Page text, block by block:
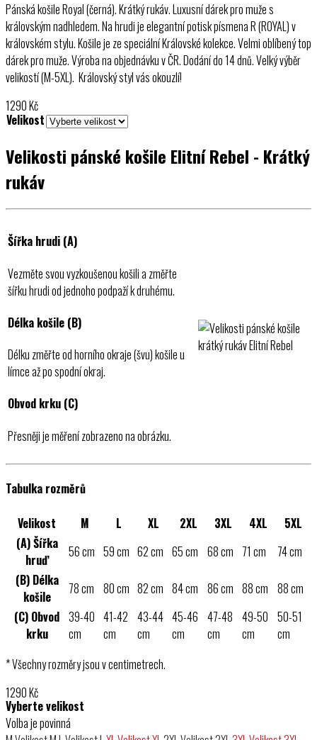
Pánská košile Royal (černá). Krátký rukáv. Luxusní dárek pro muže s
královským nadhledem. Na hrudi je elegantní potisk písmena R (ROYAL) v
královském stylu. Košile je ze speciální Královské kolekce. Velmi oblíbený top
dárek pro muže. Výroba na objednávku v ČR. Dodání do 14 dnů. Velký výběr
velikostí (M-5XL). Královský styl vás okouzlí!
1290Kč
Velikost
Velikosti pánské košile Elitní Rebel - Krátký
rukáv
Šířka hrudi (A)
Vezměte svou vyzkoušenou košili a změřte
šířku hrudi od jednoho podpaží k druhému.
Délka košile (B)
Délku změřte od horního okraje (švu) košile u
límce až po spodní okraj.
Obvod krku (C)
Přesněji je měření zobrazeno na obrázku.
Tabulka rozměrů
Velikost M L XL 2XL 3XL 4XL
5XL
(A) Šířka
hruď
56 cm 59 cm 62 cm 65 cm 68 cm 71 cm
74 cm
(B) Délka
košile
78 cm 80 cm 82 cm 84 cm 86 cm 88 cm 88 cm
(C) Obvod
krku
39-40
cm
41-42
cm
43-44
cm
45-46
cm
47-48
cm
49-50
cm
50-51
cm
* Všechny rozměry jsou v centimetrech.
1290Kč
Vyberte velikost
Volba je povinná